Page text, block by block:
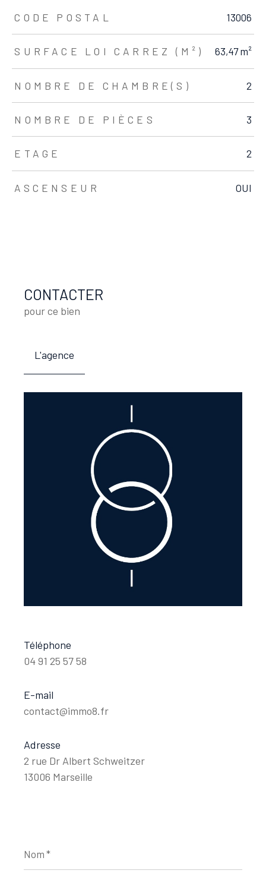
TRAD_ZEPHYR_Caracteristique TRAD_ZEPHYR_Valeurs
CODE POSTAL 13006
SURFACE LOI CARREZ (M²) 63,47 m²
NOMBRE DE CHAMBRE(S) 2
NOMBRE DE PIÈCES 3
ETAGE 2
ASCENSEUR OUI
CONTACTER
pour ce bien
L'agence
Téléphone
04 91 25 57 58
E-mail
contact@immo8.fr
Adresse
2 rue Dr Albert Schweitzer
13006 Marseille
*